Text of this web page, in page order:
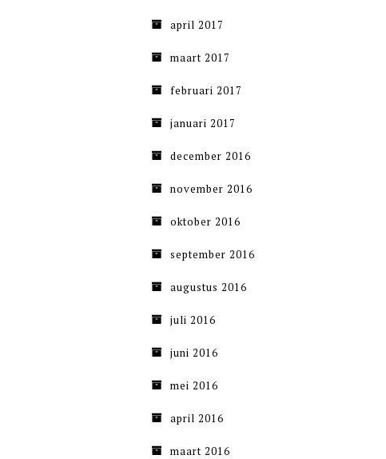
april 2017
maart 2017
februari 2017
januari 2017
december 2016
november 2016
oktober 2016
september 2016
augustus 2016
juli 2016
juni 2016
mei 2016
april 2016
maart 2016